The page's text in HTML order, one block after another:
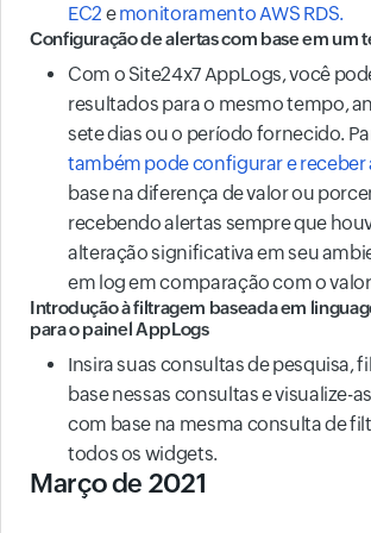
EC2 emonitoramento AWS RDS.
Configuração de alertas com base em um
Com o Site24x7 AppLogs, você
resultados para o mesmo tempo,
sete dias ou o período fornecido.
também pode configurar e receber
base na diferença de valor ou
recebendo alertas sempre que
alteração significativa em seu
em log em comparação com o
Introdução à filtragem baseada em
para o painel AppLogs
Insira suas consultas de pesquisa,
base nessas consultas e visualize-
com base na mesma consulta de
todos os widgets.
Março de 2021